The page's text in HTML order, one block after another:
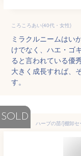
ころころあい(40代・女性)
ミラクルニームはい
けでなく、ハエ・ゴ
ると言われている優
大きく成長すれば、
す。
SOLD